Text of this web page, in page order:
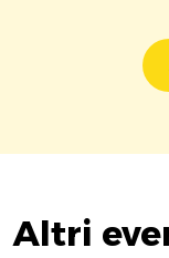
Altri